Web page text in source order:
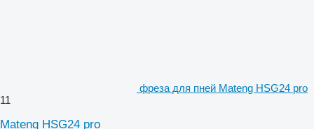
фреза для пней Mateng HSG24 pro
11
Mateng HSG24 pro